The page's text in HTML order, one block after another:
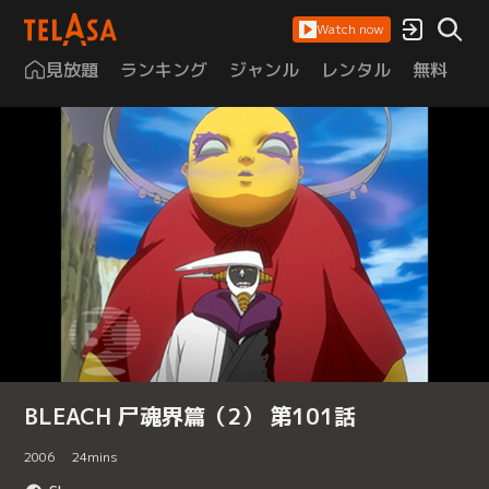
Watch now
見放題 ランキング ジャンル レンタル 無料
BLEACH 尸魂界篇（2） 第101話
2006 24mins